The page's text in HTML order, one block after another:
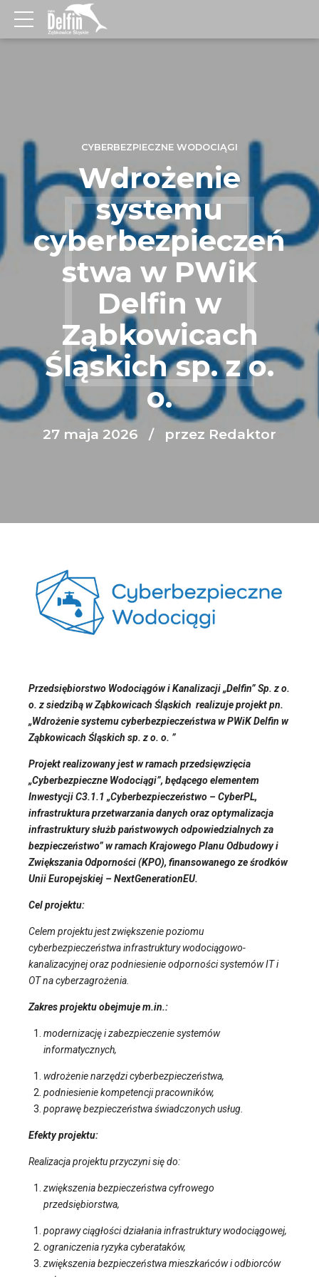
CYBERBEZPIECZNE WODOCIĄGI
Wdrożenie
systemu
cyberbezpieczeń
stwa w PWiK
Delfin w
Ząbkowicach
Śląskich sp. z o.
o.
27 maja 2026 przez Redaktor
Przedsiębiorstwo Wodociągów i Kanalizacji „Delfin” Sp. z o.
o. z siedzibą w Ząbkowicach Śląskich realizuje projekt pn.
„Wdrożenie systemu cyberbezpieczeństwa w PWiK Delfin w
Ząbkowicach Śląskich sp. z o. o. ”
Projekt realizowany jest w ramach przedsięwzięcia
„Cyberbezpieczne Wodociągi”, będącego elementem
Inwestycji C3.1.1 „Cyberbezpieczeństwo – CyberPL,
infrastruktura przetwarzania danych oraz optymalizacja
infrastruktury służb państwowych odpowiedzialnych za
bezpieczeństwo” w ramach Krajowego Planu Odbudowy i
Zwiększania Odporności (KPO), finansowanego ze środków
Unii Europejskiej – NextGenerationEU.
Cel projektu:
Celem projektu jest zwiększenie poziomu
cyberbezpieczeństwa infrastruktury wodociągowo-
kanalizacyjnej oraz podniesienie odporności systemów IT i
OT na cyberzagrożenia.
Zakres projektu obejmuje m.in.:
modernizację i zabezpieczenie systemów
informatycznych,
wdrożenie narzędzi cyberbezpieczeństwa,
podniesienie kompetencji pracowników,
poprawę bezpieczeństwa świadczonych usług.
Efekty projektu:
Realizacja projektu przyczyni się do:
zwiększenia bezpieczeństwa cyfrowego
przedsiębiorstwa,
poprawy ciągłości działania infrastruktury wodociągowej,
ograniczenia ryzyka cyberataków,
zwiększenia bezpieczeństwa mieszkańców i odbiorców